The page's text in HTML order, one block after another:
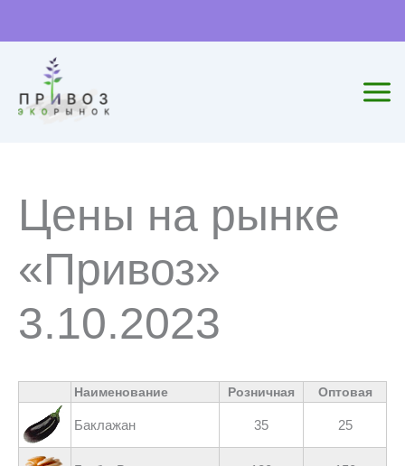
к
содержимому
Цены на рынке
«Привоз»
3.10.2023
Наименование Розничная Оптовая
Баклажан 35 25